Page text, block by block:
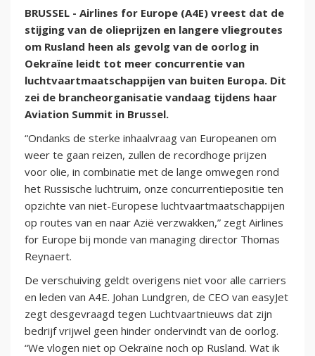
BRUSSEL - Airlines for Europe (A4E) vreest dat de
stijging van de olieprijzen en langere vliegroutes
om Rusland heen als gevolg van de oorlog in
Oekraïne leidt tot meer concurrentie van
luchtvaartmaatschappijen van buiten Europa. Dit
zei de brancheorganisatie vandaag tijdens haar
Aviation Summit in Brussel.
“Ondanks de sterke inhaalvraag van Europeanen om
weer te gaan reizen, zullen de recordhoge prijzen
voor olie, in combinatie met de lange omwegen rond
het Russische luchtruim, onze concurrentiepositie ten
opzichte van niet-Europese luchtvaartmaatschappijen
op routes van en naar Azië verzwakken,” zegt Airlines
for Europe bij monde van managing director Thomas
Reynaert.
De verschuiving geldt overigens niet voor alle carriers
en leden van A4E. Johan Lundgren, de CEO van easyJet
zegt desgevraagd tegen Luchtvaartnieuws dat zijn
bedrijf vrijwel geen hinder ondervindt van de oorlog.
“We vlogen niet op Oekraïne noch op Rusland. Wat ik